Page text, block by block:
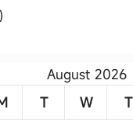
August 2026
T W T